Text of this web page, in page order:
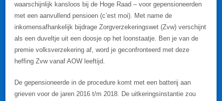
waarschijnlijk kansloos bij de Hoge Raad – voor gepensioneerden
met een aanvullend pensioen (c’est moi). Met name de
inkomensafhankelijk bijdrage Zorgverzekeringswet (Zvw) verschijnt
als een duveltje uit een doosje op het loonstaatje. Ben je van de
premie volksverzekering af, word je geconfronteerd met deze
heffing Zvw vanaf AOW leeftijd.
De gepensioneerde in de procedure komt met een batterij aan
grieven voor de jaren 2016 t/m 2018. De uitkeringsinstantie zou